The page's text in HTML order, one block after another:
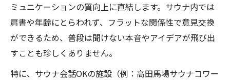
ミュニケーションの質向上に直結します。サウナ内では
肩書や年齢にとらわれず、フラットな関係性で意見交換
ができるため、普段は聞けない本音やアイデアが飛び出
すことも珍しくありません。
特に、サウナ会話OKの施設（例：高田馬場サウナコワー